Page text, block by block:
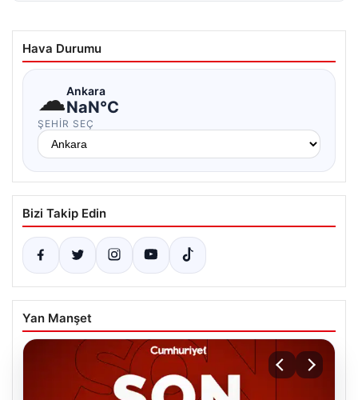
Hava Durumu
☁Ankara
NaN°C
ŞEHIR SEÇ
Bizi Takip Edin
Yan Manşet